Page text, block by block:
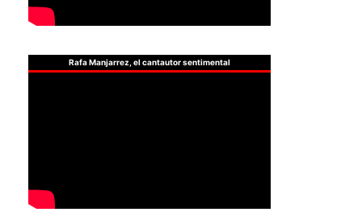
Rafa Manjarrez, el cantautor sentimental